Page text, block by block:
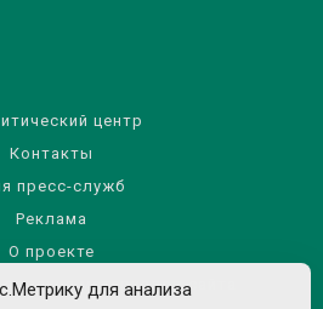
центр
Контакты
пресс-служб
Реклама
О проекте
материалов сайта
для анализа